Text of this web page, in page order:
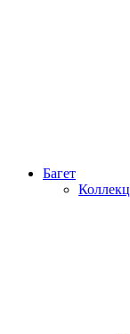
Багет